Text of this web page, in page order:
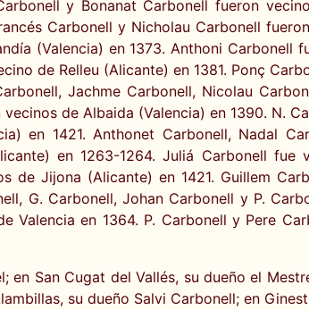
y Bonanat Carbonell fueron
Carbonell y Nicholau Carbonell
(Valencia) en 1373. Anthoni Carbonell
de Relleu (Alicante) en 1381. Ponç
Jachme Carbonell, Nicolau
de Albaida (Valencia) en 1390. N.
en 1421. Anthonet Carbonell, Nadal
en 1263-1264. Juliá Carbonell
de Jijona (Alicante) en 1421. Guillem
G. Carbonell, Johan Carbonell y P.
Valencia en 1364. P. Carbonell y Pere
en San Cugat del Vallés, su dueño el
su dueño Salvi Carbonell; en